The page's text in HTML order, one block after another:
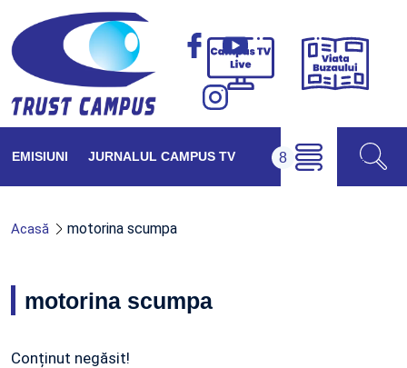
Campus
Viața
EMISIUNI JURNALUL CAMPUS TV
Acasă motorina scumpa
motorina scumpa
Conținut negăsit!